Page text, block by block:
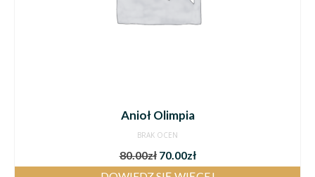
Anioł Olimpia
BRAK OCEN
80.00zł 70.00zł